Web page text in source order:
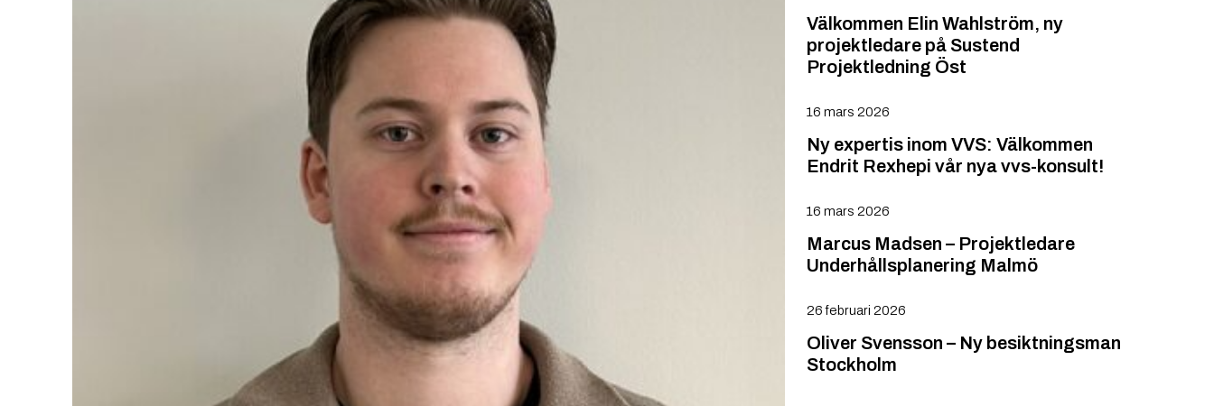
Välkommen Elin Wahlström, ny
projektledare på Sustend
Projektledning Öst
Ny expertis inom VVS: Välkommen
Endrit Rexhepi vår nya vvs-konsult!
16 mars 2026
Marcus Madsen – Projektledare
Underhållsplanering Malmö
16 mars 2026
Oliver Svensson – Ny besiktningsman
Stockholm
26 februari 2026